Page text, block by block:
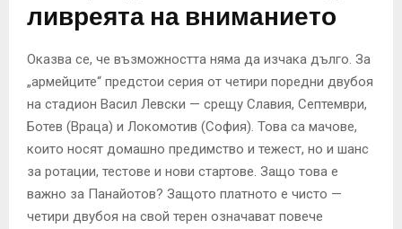
ливреята на вниманието
Оказва се, че възможността няма да изчака дълго. За
„армейците“ предстои серия от четири поредни двубоя
на стадион Васил Левски — срещу Славия, Септември,
Ботев (Враца) и Локомотив (София). Това са мачове,
които носят домашно предимство и тежест, но и шанс
за ротации, тестове и нови стартове. Защо това е
важно за Панайотов? Защото платното е чисто —
четири двубоя на свой терен означават повече